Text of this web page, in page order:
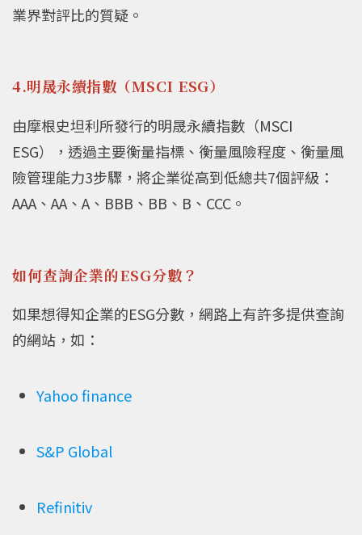
業界對評比的質疑。
4.明晟永續指數（MSCI ESG）
由摩根史坦利所發行的明晟永續指數（MSCI
ESG），透過主要衡量指標、衡量風險程度、衡量風
險管理能力3步驟，將企業從高到低總共7個評級：
AAA、AA、A、BBB、BB、B、CCC。
如何查詢企業的ESG分數？
如果想得知企業的ESG分數，網路上有許多提供查詢
的網站，如：
Yahoo finance
S&P Global
Refinitiv